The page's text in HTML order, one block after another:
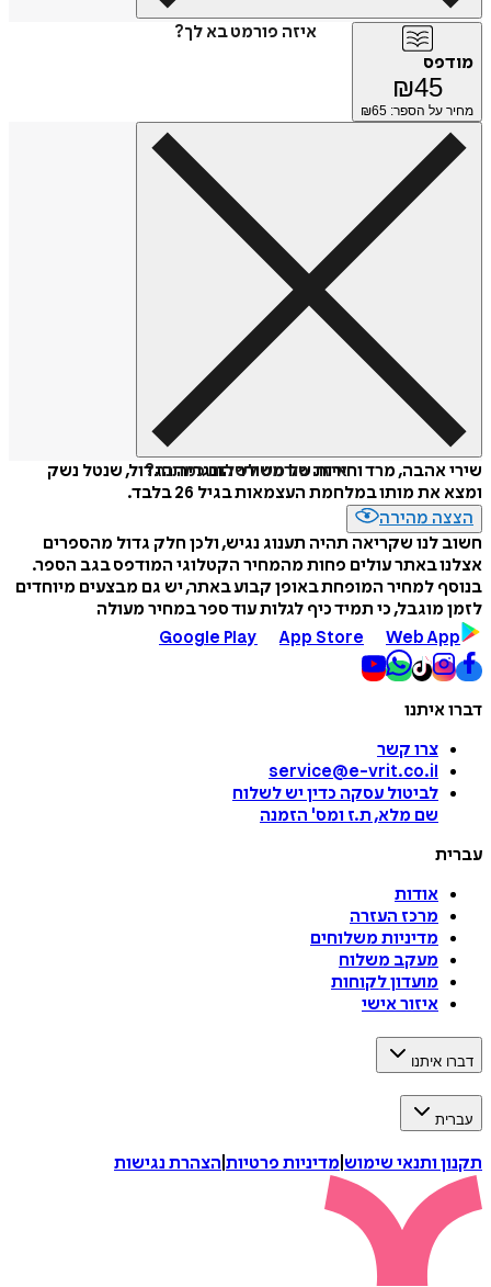
איזה פורמט בא לך?
מודפס
₪45
מחיר על הספר: ₪ 65
איזה פורמט לשלוח כמתנה?
שירי אהבה, מרד וחירות של משורר הונגריה הגדול, שנטל נשק
ומצא את מותו במלחמת העצמאות בגיל 26 בלבד.
הצצה מהירה
חשוב לנו שקריאה תהיה תענוג נגיש, ולכן חלק גדול מהספרים
אצלנו באתר עולים פחות מהמחיר הקטלוגי המודפס בגב הספר.
בנוסף למחיר המופחת באופן קבוע באתר, יש גם מבצעים מיוחדים
לזמן מוגבל, כי תמיד כיף לגלות עוד ספר במחיר מעולה
Google Play
App Store Web App
דברו איתנו
צרו קשר
service@e-vrit.co.il
לביטול עסקה כדין יש לשלוח
שם מלא, ת.ז ומס' הזמנה
עברית
אודות
מרכז העזרה
מדיניות משלוחים
מעקב משלוח
מועדון לקוחות
איזור אישי
דברו איתנו
עברית
תקנון ותנאי שימוש מדיניות פרטיות הצהרת נגישות